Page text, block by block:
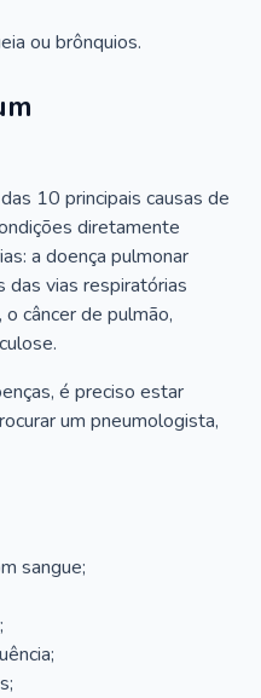
ou brônquios.
10 principais causas de
diretamente
a doença pulmonar
das vias respiratórias
câncer de pulmão,
é preciso estar
um pneumologista,
sangue;